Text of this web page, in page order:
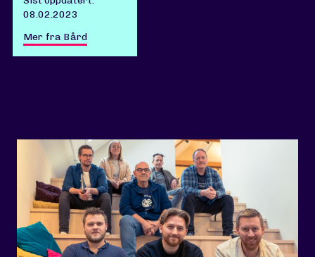
08.02.2023
Mer fra Bård